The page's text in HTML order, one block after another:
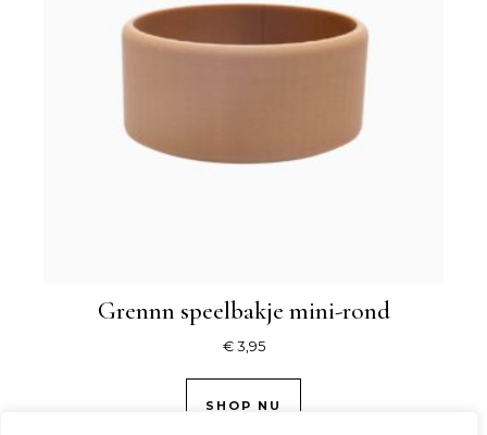
Grennn speelbakje mini-rond
€3,95
SHOP NU